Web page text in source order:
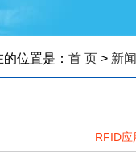
位置是： 首 页 > 新
RFID应